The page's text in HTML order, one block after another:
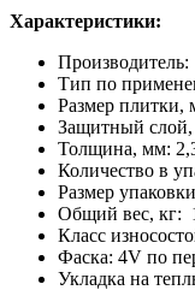
Характеристики:
Тип по
Размер плитки,
Защитный
Толщина, мм:
Количество в
Размер
Общий вес, кг:
Класс
Фаска: 4V по
Укладка на